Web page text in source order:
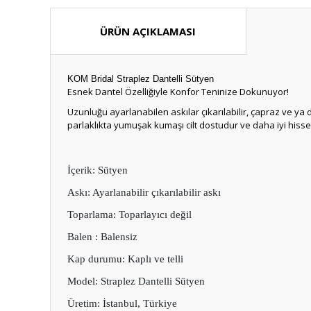
ÜRÜN AÇIKLAMASI
KOM Bridal Straplez Dantelli Sütyen
Esnek Dantel Özelliğiyle Konfor Teninize Dokunuyor!
Uzunluğu ayarlanabilen askılar çıkarılabilir, çapraz ve ya
parlaklıkta yumuşak kumaşı cilt dostudur ve daha iyi
İçerik: Sütyen
Askı: Ayarlanabilir çıkarılabilir askı
Toparlama: Toparlayıcı değil
Balen : Balensiz
Kap durumu: Kaplı ve telli
Model: Straplez Dantelli Sütyen
Üretim: İstanbul, Türkiye